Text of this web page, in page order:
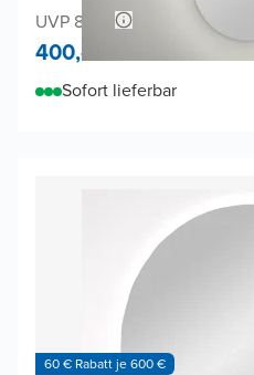
UVP 840,-
400,-
Sofort lieferbar
60 € Rabatt je 600 €